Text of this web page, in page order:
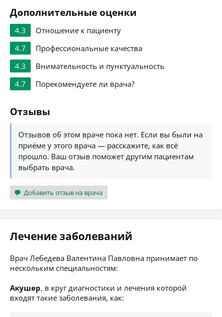
Дополнительные оценки
4.3
Отношение к пациенту
4.7
Профессиональные качества
4.3
Внимательность и пунктуальность
4.7
Порекомендуете ли врача?
Отзывы
Отзывов об этом враче пока нет. Если вы были на
приёме у этого врача — расскажите, как всё
прошло. Ваш отзыв поможет другим пациентам
выбрать врача.
Добавить отзыв на врача
Лечение заболеваний
Врач Лебедева Валентина Павловна принимает по
нескольким специальностям:
Акушер, в круг диагностики и лечения которой
входят такие заболевания, как: